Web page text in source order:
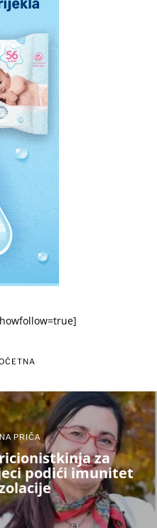
PRIČA
za
podići imunitet